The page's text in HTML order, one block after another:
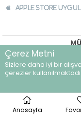
Apple Store
©
Anasayfa
Çerez Metni
Sizlere daha iyi bir
çerezler